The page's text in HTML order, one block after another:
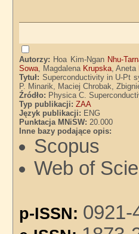
Autorzy: Hoa Kim-Ngan Nhu-
Sowa, Magdalena Krupska, Aneta
Tytuł: Superconductivity in U-Pt
P. Minarik, Maciej Chrobak,
Źródło: Physica C.
Typ publikacji:ZAA
Język publikacji: ENG
Punktacja MNiSW:20.000
Inne bazy podające opis:
Scopus
Web of
p-ISSN: 0921-